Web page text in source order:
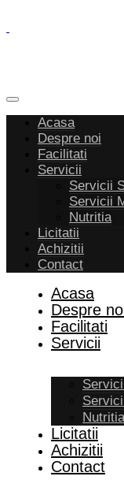
Acasa
Despre noi
Facilitati
Servicii
Servicii
Servicii
Nutritia
Licitatii
Achizitii
Contact
Acasa
Despre
Facilitati
Servicii
Nutritia
Licitatii
Achizitii
Contact